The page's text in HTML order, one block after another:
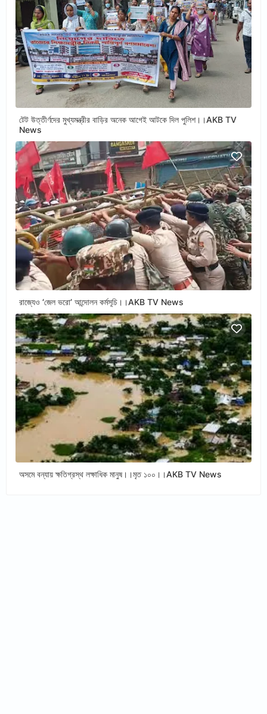
টেট উত্তীর্ণদের মুখ্যমন্ত্রীর বাড়ির অনেক আগেই আটকে দিল পুলিশ।।AKB TV
News
রাজ্যেও ‘জেল ভরো’ আন্দোলন কর্মসূচি।।AKB TV News
অসমে বন্যায় ক্ষতিগ্রস্থ লক্ষাধিক মানুষ।।মৃত ১০০।।AKB TV News